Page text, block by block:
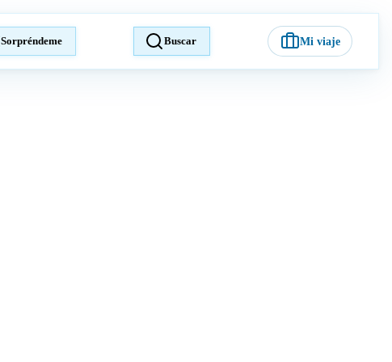
Sorpréndeme Buscar Mi viaje